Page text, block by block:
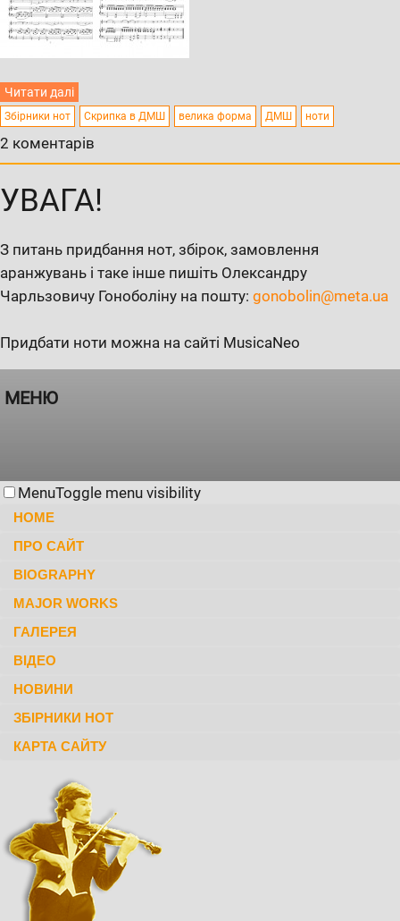
Читати далі
Збірники нот Скрипка в ДМШ велика форма ДМШ ноти
2 коментарів
УВАГА!
З питань придбання нот, збірок, замовлення
аранжувань і таке інше пишіть Олександру
Чарльзовичу Гоноболіну на пошту: gonobolin@meta.ua
Придбати ноти можна на сайті MusicaNeo
МЕНЮ
MenuToggle menu visibility
HOME
ПРО САЙТ
BIOGRAPHY
MAJOR WORKS
ГАЛЕРЕЯ
ВІДЕО
НОВИНИ
ЗБІРНИКИ НОТ
КАРТА САЙТУ